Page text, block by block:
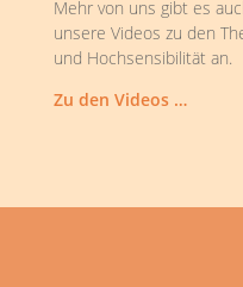
Mehr von uns gibt es
unsere Videos zu den
und Hochsensibilität an.
Zu den Videos …